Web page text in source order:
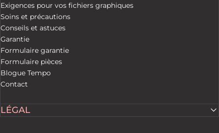
Exigences pour vos fichiers graphiques
Soins et précautions
Conseils et astuces
Garantie
Formulaire garantie
Formulaire pièces
Blogue Tempo
Contact
LÉGAL